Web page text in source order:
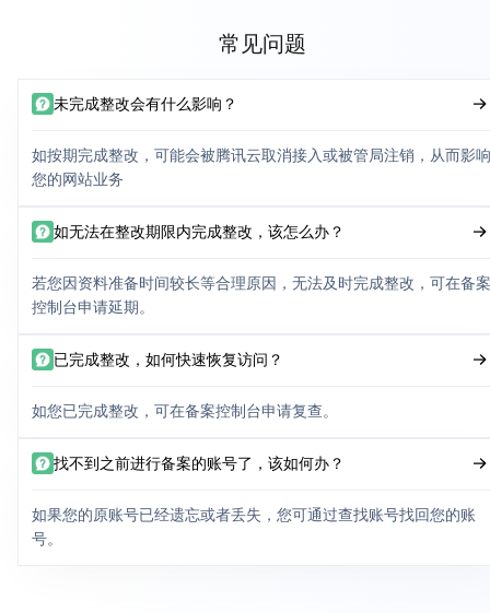
常见问题
未完成整改会有什么影响？
如按期完成整改，可能会被腾讯云取消接入或被管局注销，从而影响
您的网站业务
如无法在整改期限内完成整改，该怎么办？
若您因资料准备时间较长等合理原因，无法及时完成整改，可在备案
控制台申请延期。
已完成整改，如何快速恢复访问？
如您已完成整改，可在备案控制台申请复查。
找不到之前进行备案的账号了，该如何办？
如果您的原账号已经遗忘或者丢失，您可通过查找账号找回您的账
号。